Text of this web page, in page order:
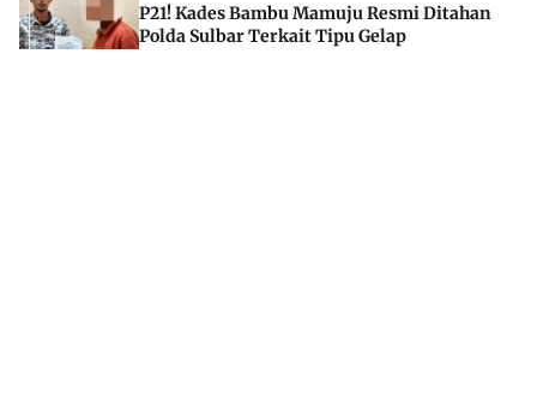
P21! Kades Bambu Mamuju Resmi Ditahan
Polda Sulbar Terkait Tipu Gelap